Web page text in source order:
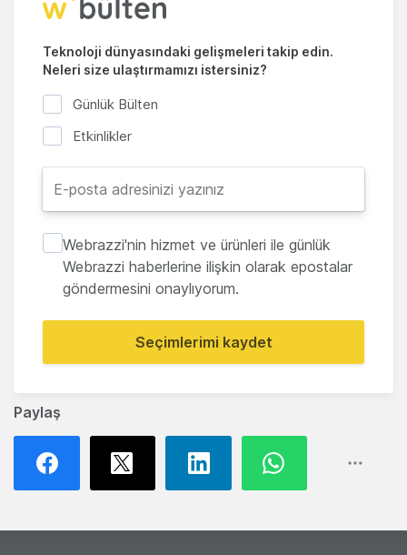
Paylaş
Teknoloji dünyasındaki gelişmeleri takip edin.
Neleri size ulaştırmamızı istersiniz?
Günlük Bülten
Etkinlikler
Webrazzi'nin hizmet ve ürünleri ile günlük
Webrazzi haberlerine ilişkin olarak epostalar
göndermesini onaylıyorum.
Seçimlerimi kaydet